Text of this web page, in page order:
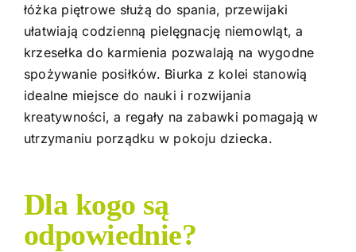
łóżka piętrowe służą do spania, przewijaki
ułatwiają codzienną pielęgnację niemowląt, a
krzesełka do karmienia pozwalają na wygodne
spożywanie posiłków. Biurka z kolei stanowią
idealne miejsce do nauki i rozwijania
kreatywności, a regały na zabawki pomagają w
utrzymaniu porządku w pokoju dziecka.
Dla kogo są
odpowiednie?